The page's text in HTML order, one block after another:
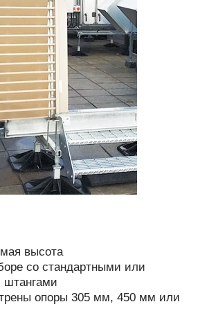
высота
со стандартными или
опоры 305 мм, 450 мм или